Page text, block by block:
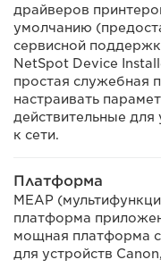
драйверов
умолчанию
сервисной
NetSpot Device
простая служебная
настраивать
действительные
к сети.
Платформа
MEAP
платформа
мощная платформа
для устройств